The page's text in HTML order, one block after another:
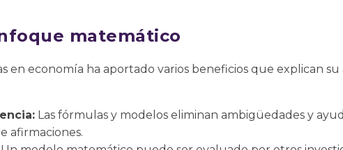
matemático
en economía ha aportado varios beneficios que explican su
Las fórmulas y modelos eliminan ambigüedades y
afirmaciones.